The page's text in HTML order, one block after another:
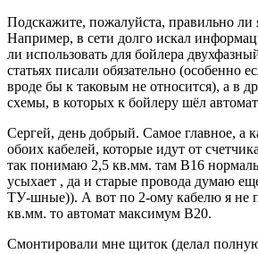
Подскажите, пожалуйста, правильно ли
Например, в сети долго искал
ли использовать для бойлера
статьях писали обязательно (особенно
вроде бы к таковым не относится), а в
схемы, в которых к бойлеру шёл автомат
Сергей, день добрый. Самое главное, а
обоих кабелей, которые идут от
так понимаю 2,5 кв.мм. там В16
усыхает , да и старые провода думаю
ТУ-шные)). А вот по 2-ому кабелю я не
кв.мм. то автомат максимум В20.
Смонтировали мне щиток (делал